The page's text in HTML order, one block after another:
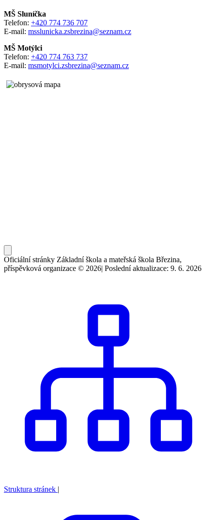
MŠ Sluníčka
Telefon: +420 774 736 707
E-mail: msslunicka.zsbrezina@seznam.cz
MŠ Motýlci
Telefon: +420 774 763 737
E-mail: msmotylci.zsbrezina@seznam.cz
Oficiální stránky Základní škola a mateřská škola Březina,
příspěvková organizace © 2026| Poslední aktualizace: 9. 6. 2026
Struktura stránek |